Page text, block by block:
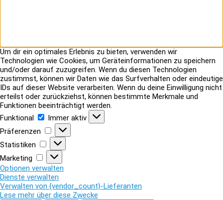
Um dir ein optimales Erlebnis zu bieten, verwenden wir
Technologien wie Cookies, um Geräteinformationen zu speichern
und/oder darauf zuzugreifen. Wenn du diesen Technologien
zustimmst, können wir Daten wie das Surfverhalten oder eindeutige
IDs auf dieser Website verarbeiten. Wenn du deine Einwilligung nicht
erteilst oder zurückziehst, können bestimmte Merkmale und
Funktionen beeinträchtigt werden.
Funktional
Funktional
Immer aktiv
Präferenzen
Präferenzen
Statistiken
Statistiken
Marketing
Marketing
Optionen verwalten
Dienste verwalten
Verwalten von {vendor_count}-Lieferanten
Lese mehr über diese Zwecke